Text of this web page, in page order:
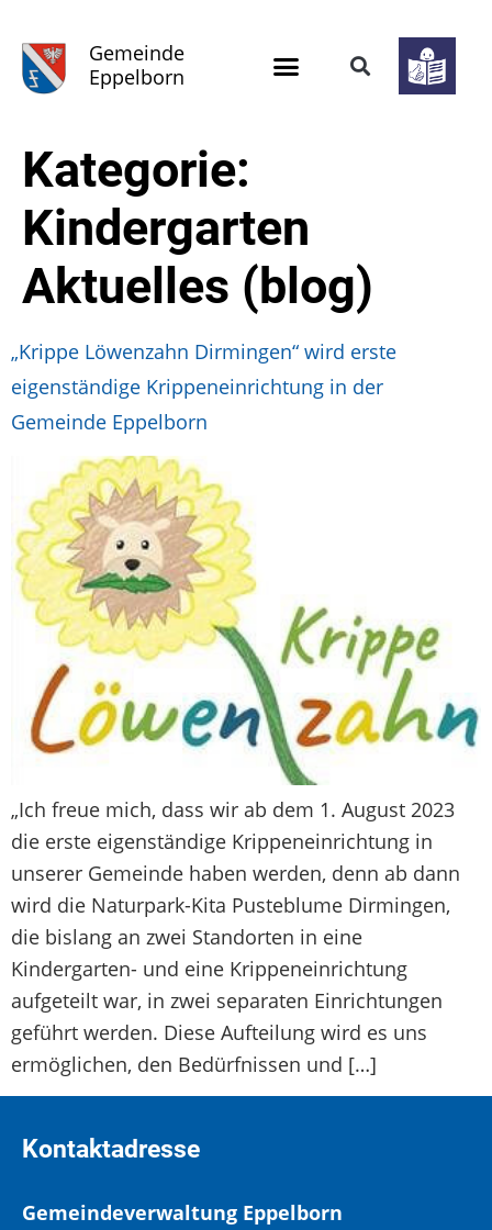
Gemeinde
Eppelborn
Kategorie:
Kindergarten
Aktuelles (blog)
„Krippe Löwenzahn Dirmingen“ wird erste
eigenständige Krippeneinrichtung in der
Gemeinde Eppelborn
„Ich freue mich, dass wir ab dem 1. August 2023
die erste eigenständige Krippeneinrichtung in
unserer Gemeinde haben werden, denn ab dann
wird die Naturpark-Kita Pusteblume Dirmingen,
die bislang an zwei Standorten in eine
Kindergarten- und eine Krippeneinrichtung
aufgeteilt war, in zwei separaten Einrichtungen
geführt werden. Diese Aufteilung wird es uns
ermöglichen, den Bedürfnissen und […]
Kontaktadresse
Gemeindeverwaltung Eppelborn